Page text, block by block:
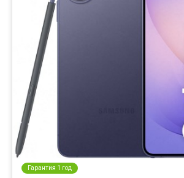
Гарантия 1 год